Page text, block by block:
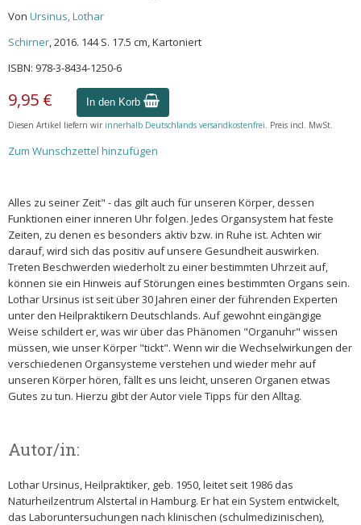
Von Ursinus, Lothar
Schirner, 2016. 144 S. 17.5 cm, Kartoniert
ISBN: 978-3-8434-1250-6
9,95 € In den Korb
Diesen Artikel liefern wir innerhalb Deutschlands versandkostenfrei. Preis incl. MwSt.
Zum Wunschzettel hinzufügen
Alles zu seiner Zeit" - das gilt auch für unseren Körper, dessen
Funktionen einer inneren Uhr folgen. Jedes Organsystem hat feste
Zeiten, zu denen es besonders aktiv bzw. in Ruhe ist. Achten wir
darauf, wird sich das positiv auf unsere Gesundheit auswirken.
Treten Beschwerden wiederholt zu einer bestimmten Uhrzeit auf,
können sie ein Hinweis auf Störungen eines bestimmten Organs sein.
Lothar Ursinus ist seit über 30 Jahren einer der führenden Experten
unter den Heilpraktikern Deutschlands. Auf gewohnt eingängige
Weise schildert er, was wir über das Phänomen "Organuhr" wissen
müssen, wie unser Körper "tickt". Wenn wir die Wechselwirkungen der
verschiedenen Organsysteme verstehen und wieder mehr auf
unseren Körper hören, fällt es uns leicht, unseren Organen etwas
Gutes zu tun. Hierzu gibt der Autor viele Tipps für den Alltag.
Autor/in:
Lothar Ursinus, Heilpraktiker, geb. 1950, leitet seit 1986 das
Naturheilzentrum Alstertal in Hamburg. Er hat ein System entwickelt,
das Laboruntersuchungen nach klinischen (schulmedizinischen),